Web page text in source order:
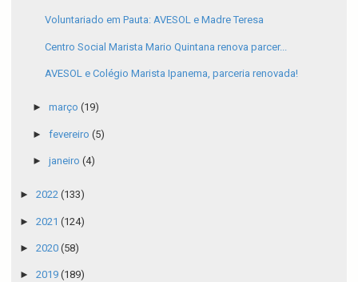
Voluntariado em Pauta: AVESOL e Madre Teresa
Centro Social Marista Mario Quintana renova parcer...
AVESOL e Colégio Marista Ipanema, parceria renovada!
► março (19)
► fevereiro (5)
► janeiro (4)
► 2022 (133)
► 2021 (124)
► 2020 (58)
► 2019 (189)